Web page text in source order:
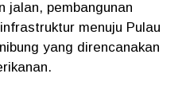
jalan, pembangunan
menuju Pulau
yang direncanakan